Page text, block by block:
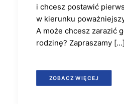
i chcesz postawić
w kierunku
A może chcesz zarazić
rodzinę? Zapraszamy […]
ZOBACZ WIĘCEJ